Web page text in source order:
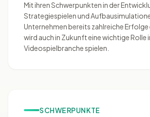
Mit ihren Schwerpunkten in der
Strategiespielen und
Unternehmen bereits zahlreiche Erfolge
wird auch in Zukunft eine wichtige Rolle
Videospielbranche spielen.
SCHWERPUNKTE